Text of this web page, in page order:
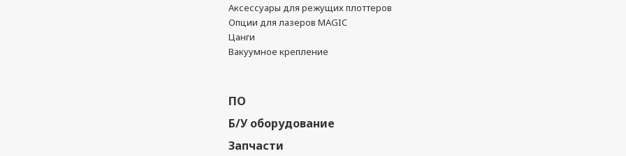
Аксессуары для режущих плоттеров
Опции для лазеров MAGIC
Цанги
Вакуумное крепление
ПО
Б/У оборудование
Запчасти